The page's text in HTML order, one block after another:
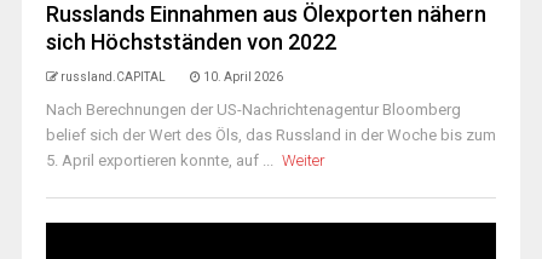
Russlands Einnahmen aus Ölexporten nähern
sich Höchstständen von 2022
russland.CAPITAL 10. April 2026
Nach Berechnungen der US-Nachrichtenagentur Bloomberg
belief sich der Wert des Öls, das Russland in der Woche bis zum
5. April exportieren konnte, auf ... Weiter